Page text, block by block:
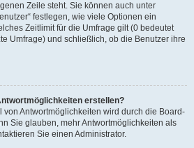
Zeile steht. Sie können auch unter
festlegen, wie viele Optionen ein
Zeitlimit für die Umfrage gilt (0 bedeutet
Umfrage) und schließlich, ob die Benutzer ihre
erstellen?
von Antwortmöglichkeiten wird durch die Board-
Sie glauben, mehr Antwortmöglichkeiten als
Sie einen Administrator.